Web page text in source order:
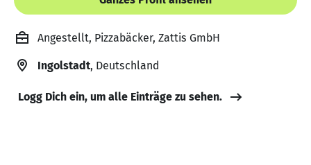
Angestellt, Pizzabäcker, Zattis GmbH
Ingolstadt, Deutschland
Logg Dich ein, um alle Einträge zu sehen.